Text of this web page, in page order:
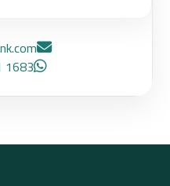
1683 5371 9665